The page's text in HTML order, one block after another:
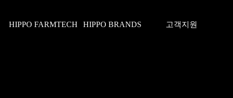
HIPPO FARMTECH HIPPO BRANDS 고객지원